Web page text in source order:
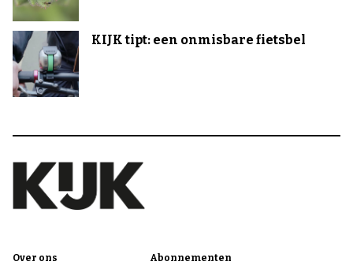
KIJK tipt: een onmisbare fietsbel
Over ons Abonnementen